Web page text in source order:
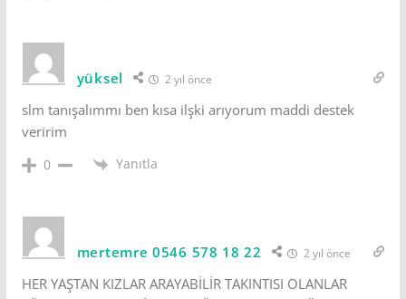
yüksel 2 yıl önce
slm tanışalımmı ben kısa ilşki arıyorum maddi destek
veririm
0 Yanıtla
mertemre 0546 578 18 22 2 yıl önce
HER YAŞTAN KIZLAR ARAYABİLİR TAKINTISI OLANLAR